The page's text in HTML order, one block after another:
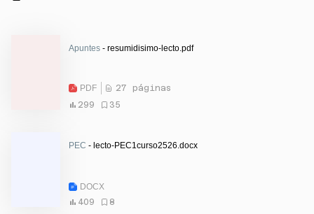
Apuntes - resumidisimo-lecto.pdf
PDF
27 páginas
299
35
PEC - lecto-PEC1curso2526.docx
DOCX
409
8